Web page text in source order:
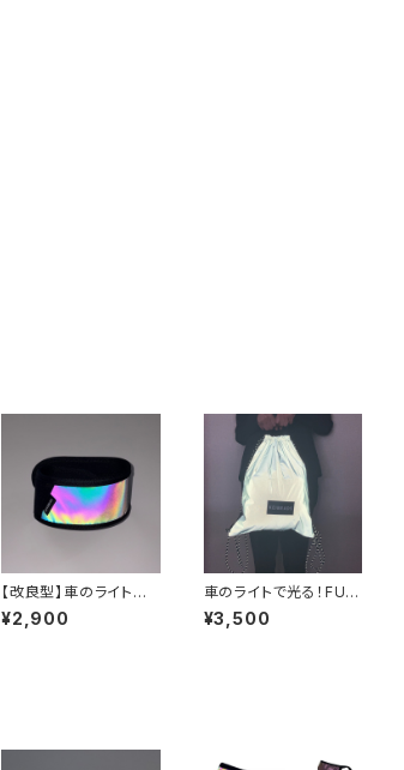
【改良型】車のライトで
光る！FUTUREアンクル
バンド
¥2,900
車のライトで光る！FUT
UREナップサック（シル
バー反射材）
¥3,500